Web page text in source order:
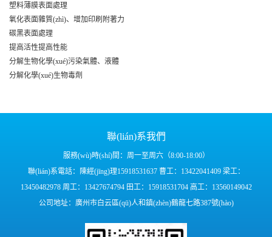
塑料薄膜表面處理
氧化表面雜質(zhì)、增加印刷附著力
碳黑表面處理
提高活性提高性能
分解生物化學(xué)污染氣體、液體
分解化學(xué)生物毒劑
聯(lián)系我們
服務(wù)時(shí)間：周一至周六（8:00-18:00）
聯(lián)系電話：陳經(jīng)理15918531637 曹工：13422041409 梁工：
13450482978 周工：13427674794 田工：15918531704 高工：13560149042
公司地址：廣州市白云區(qū)人和鎮(zhèn)鶴龍七路387號(hào)